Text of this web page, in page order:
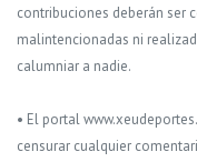
contribuciones deberán ser
malintencionadas ni
calumniar a nadie.
• El portal
censurar cualquier